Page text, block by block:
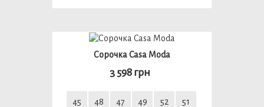
Сорочка Casa Moda
3 598 грн
45 48 47 49 52 51